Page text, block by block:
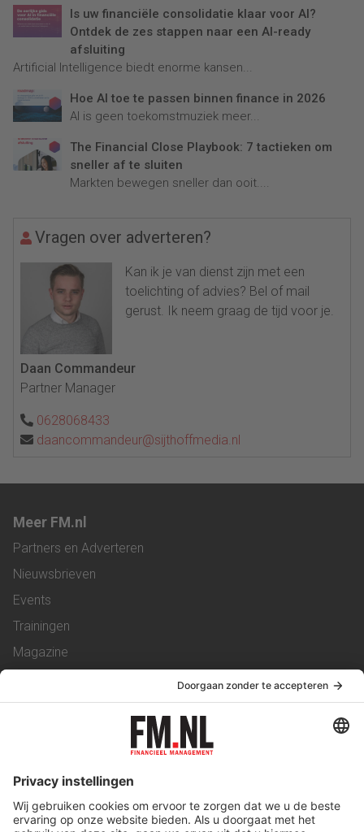
Is uw financiële consolidatie klaar voor AI?
Ontdek de zes stappen naar een AI-ready
afsluiting
Artificial Intelligence biedt enorme kansen...
Hoe AI toe te passen binnen finance in 2026
AI is geen toekomstmuziek meer...
The Financial Close Playbook: 7 tactieken om
sneller af te sluiten
Markten bewegen sneller dan ooit....
Vragen over adverteren?
Kan ik je van dienst zijn met een
toelichting of advies? Bel of mail
gerust. Ik neem graag de tijd voor je.
Daan Commandeur
Partner Manager
0628068433
daancommandeur@sijthoffmedia.nl
Meer FM.nl
Partners en Adverteren
Nieuwsbrieven
Events
Trainingen
Magazine
Service & Contact
Werken bij ons
Privacy Statement